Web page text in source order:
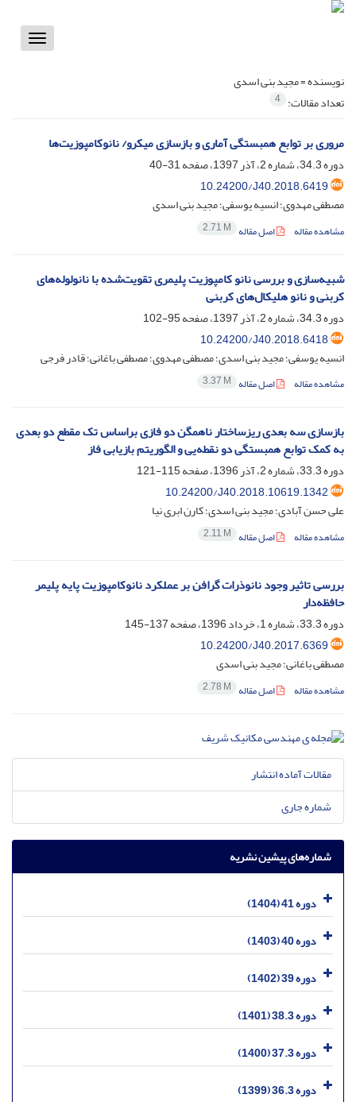
Toggle
نویسنده =مجید بنی اسدی
تعداد مقالات: 4
مروری بر توابع همبستگی آماری و بازسازی میکرو/ نانوکامپوزیت‌ها
دوره 34.3، شماره 2، آذر 1397، صفحه
31-40
10.24200/J40.2018.6419
مصطفی مهدوی؛ انسیه یوسفی؛ مجید بنی اسدی
مشاهده مقاله اصل مقاله 2.71 M
شبیه‌سازی و بررسی نانو کامپوزیت پلیمری تقویت‌شده با نانولوله‌های
کربنی و نانو هلیکال‌های کربنی
دوره 34.3، شماره 2، آذر 1397، صفحه
95-102
10.24200/J40.2018.6418
انسیه یوسفی؛ مجید بنی اسدی؛ مصطفی مهدوی؛ مصطفی باغانی؛ قادر فرجی
مشاهده مقاله اصل مقاله 3.37 M
بازسازی سه بعدی ریزساختار ناهمگن دو فازی براساس تک مقطع دو بعدی
به کمک توابع همبستگی دو نقطه‌یی و الگوریتم بازیابی فاز
دوره 33.3، شماره 2، آذر 1396، صفحه
115-121
10.24200/J40.2018.10619.1342
علی حسن آبادی؛ مجید بنی اسدی؛ کارن ابری نیا
مشاهده مقاله اصل مقاله 2.11 M
بررسی تاثیر وجود نانوذرات گرافن بر عملکرد نانوکامپوزیت پایه پلیمر
حافظه‌دار
دوره 33.3، شماره 1، خرداد 1396، صفحه
137-145
10.24200/J40.2017.6369
مصطفی باغانی؛ مجید بنی اسدی
مشاهده مقاله اصل مقاله 2.78 M
مقالات آماده انتشار
شماره جاری
شماره‌های پیشین نشریه
دوره 41 (1404)
دوره 40 (1403)
دوره 39 (1402)
دوره 38.3 (1401)
دوره 37.3 (1400)
دوره 36.3 (1399)